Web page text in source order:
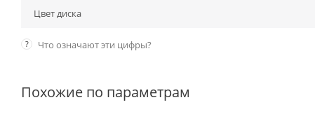
Цвет диска
? Что означают эти цифры?
Похожие по параметрам